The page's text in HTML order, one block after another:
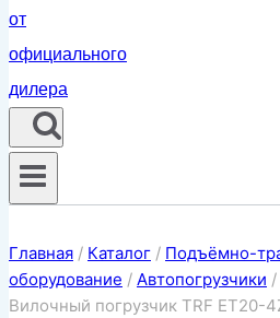
Главная / Каталог / Подъёмно-
оборудование / Автопогрузчики /
Вилочный погрузчик TRF ET20-